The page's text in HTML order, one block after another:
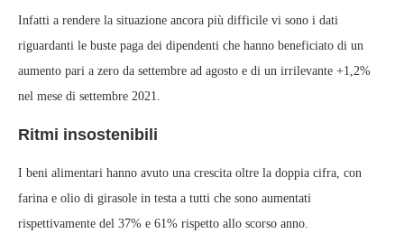
Infatti a rendere la situazione ancora più difficile vi sono i dati
riguardanti le buste paga dei dipendenti che hanno beneficiato di un
aumento pari a zero da settembre ad agosto e di un irrilevante +1,2%
nel mese di settembre 2021.
Ritmi insostenibili
I beni alimentari hanno avuto una crescita oltre la doppia cifra, con
farina e olio di girasole in testa a tutti che sono aumentati
rispettivamente del 37% e 61% rispetto allo scorso anno.